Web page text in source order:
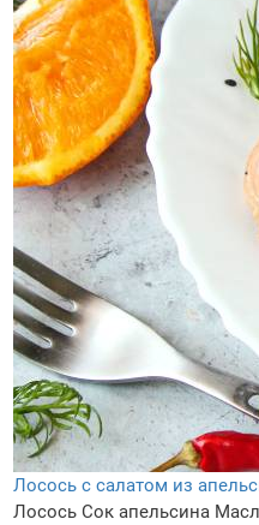
Лосось с салатом из
Лосось Сок апельсина